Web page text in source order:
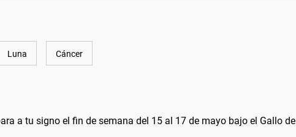
Luna Cáncer
a tu signo el fin de semana del 15 al 17 de mayo bajo el Gallo de